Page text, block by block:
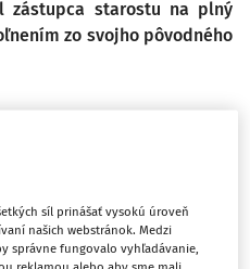
zástupca starostu na plný
zo svojho pôvodného
ktorýnie je dlhodobo
síl prinášať vysokú úroveň
našich webstránok. Medzi
správne fungovalo vyhľadávanie,